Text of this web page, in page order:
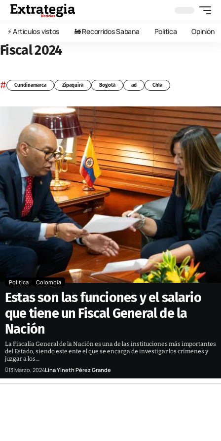
⚡️ Artículos vistos 🚂 Recorridos Sabana Política Opinión
Fiscal 2024
# Cundinamarca Zipaquirá Bogotá ad Chía
Política Colombia
Estas son las funciones y el salario
que tiene un Fiscal General de la
Nación
La Fiscalía General de la Nación es una de las instituciones más importantes
del Estado, siendo este ente el que se encarga de investigar los crímenes y
juzgar a los…
13 Marzo, 2024Lina Yineth Pérez Grande